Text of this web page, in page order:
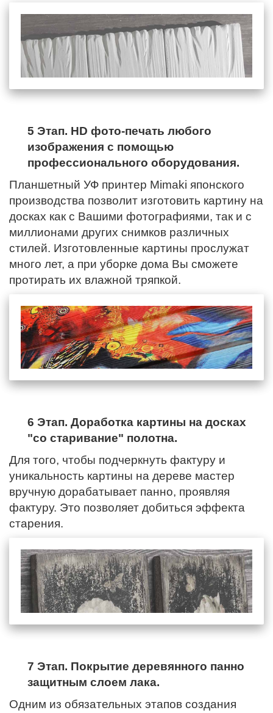
5 Этап. HD фото-печать любого
изображения с помощью
профессионального оборудования.
Планшетный УФ принтер Mimaki японского
производства позволит изготовить картину на
досках как с Вашими фотографиями, так и с
миллионами других снимков различных
стилей. Изготовленные картины прослужат
много лет, а при уборке дома Вы сможете
протирать их влажной тряпкой.
6 Этап. Доработка картины на досках
"со старивание" полотна.
Для того, чтобы подчеркнуть фактуру и
уникальность картины на дереве мастер
вручную дорабатывает панно, проявляя
фактуру. Это позволяет добиться эффекта
старения.
7 Этап. Покрытие деревянного панно
защитным слоем лака.
Одним из обязательных этапов создания